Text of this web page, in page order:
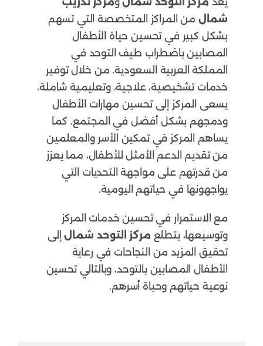
شمال من المراكز المتخصصة التي تسهم
بشكل كبير في تحسين حياة الأطفال
المصابين باضطراب طيف التوحد في
المملكة العربية السعودية. من خلال توفير
خدمات تشخيصية، علاجية، وتعليمية شاملة،
يسعى المركز إلى تحسين مهارات الأطفال
ودمجهم بشكل أفضل في المجتمع. كما
يساهم المركز في تمكين الأسر والمعلمين
من تقديم الدعم الأمثل للأطفال، مما يعزز
من قدرتهم على مواجهة التحديات التي
يواجهونها في حياتهم اليومية.
مع الاستمرار في تحسين خدمات المركز
وتوسيعها، يتطلع مركز التوحد شمالإلى
تحقيق المزيد من النجاحات في رعاية
الأطفال المصابين بالتوحد، وبالتالي تحسين
نوعية حياتهم وحياة أسرهم.